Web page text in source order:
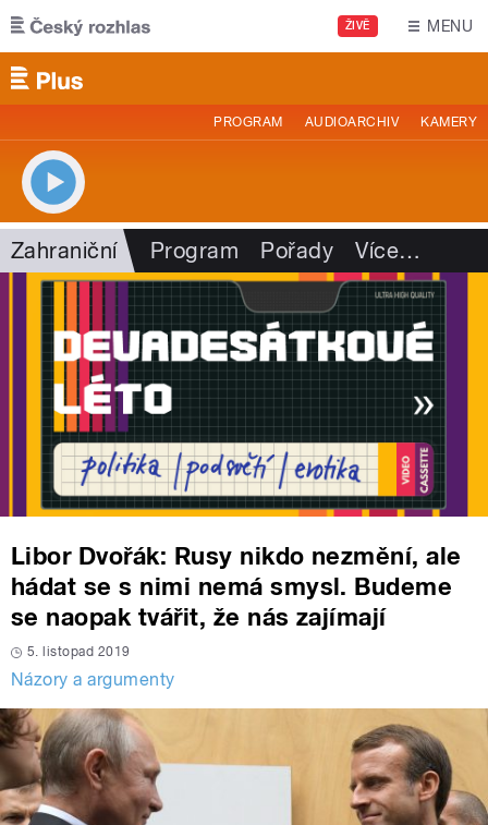
Přejít k hlavnímu obsahu
ŽIVĚ MENU
PROGRAM AUDIOARCHIV KAMERY
Zahraniční Program Pořady Více…
Libor Dvořák: Rusy nikdo nezmění, ale
hádat se s nimi nemá smysl. Budeme
se naopak tvářit, že nás zajímají
5. listopad 2019
Názory a argumenty